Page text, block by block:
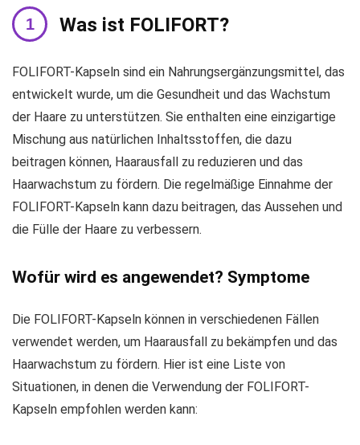
Was ist FOLIFORT?
FOLIFORT-Kapseln sind ein Nahrungsergänzungsmittel, das
entwickelt wurde, um die Gesundheit und das Wachstum
der Haare zu unterstützen. Sie enthalten eine einzigartige
Mischung aus natürlichen Inhaltsstoffen, die dazu
beitragen können, Haarausfall zu reduzieren und das
Haarwachstum zu fördern. Die regelmäßige Einnahme der
FOLIFORT-Kapseln kann dazu beitragen, das Aussehen und
die Fülle der Haare zu verbessern.
Wofür wird es angewendet? Symptome
Die FOLIFORT-Kapseln können in verschiedenen Fällen
verwendet werden, um Haarausfall zu bekämpfen und das
Haarwachstum zu fördern. Hier ist eine Liste von
Situationen, in denen die Verwendung der FOLIFORT-
Kapseln empfohlen werden kann: